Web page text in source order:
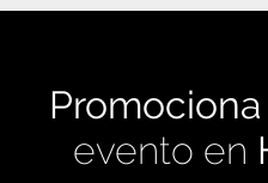
Promociona
evento en